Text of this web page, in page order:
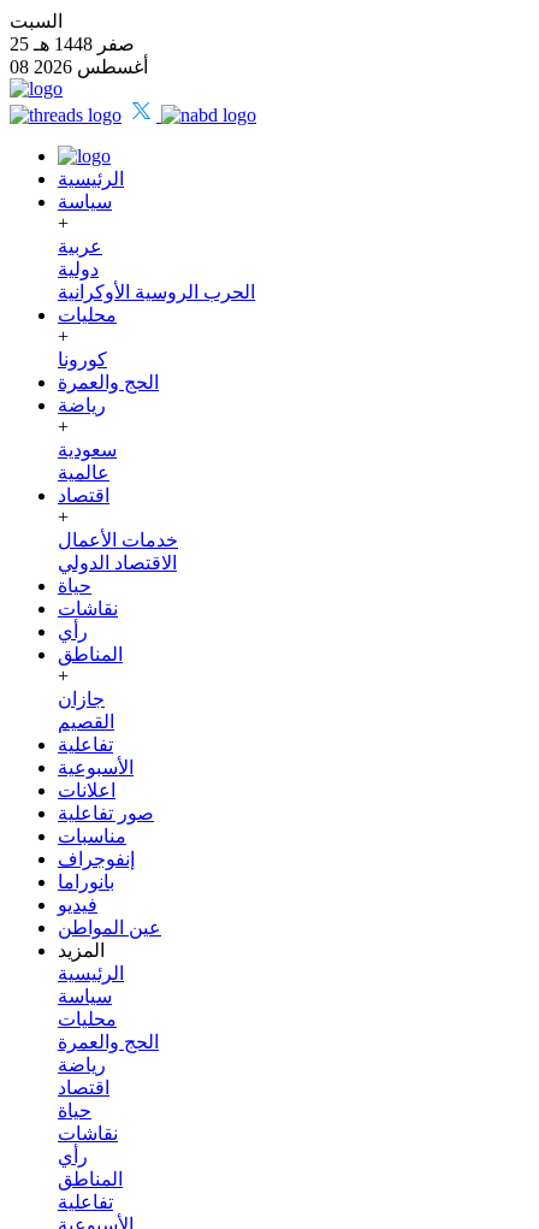
السبت
25 صفر 1448 هـ
08 أغسطس 2026
الرئيسية
سياسة
+
عربية
دولية
الحرب الروسية الأوكرانية
محليات
+
كورونا
الحج والعمرة
رياضة
+
سعودية
عالمية
اقتصاد
+
خدمات الأعمال
الاقتصاد الدولي
حياة
نقاشات
رأي
المناطق
+
جازان
القصيم
تفاعلية
الأسبوعية
اعلانات
صور تفاعلية
مناسبات
إنفوجراف
بانوراما
فيديو
عين المواطن
المزيد
الرئيسية
سياسة
محليات
الحج والعمرة
رياضة
اقتصاد
حياة
نقاشات
رأي
المناطق
تفاعلية